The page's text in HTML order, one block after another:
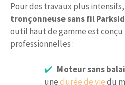
Pour des travaux plus
tronçonneuse sans fil
outil haut de gamme est
professionnelles :
Moteur sans
unedurée de viedu